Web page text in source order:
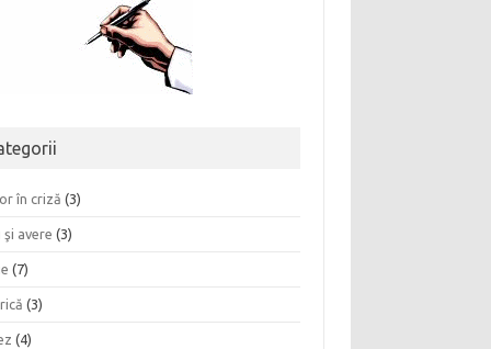
în criză (3)
şi avere (3)
(7)
(3)
(4)